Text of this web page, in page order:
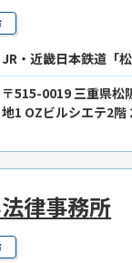
JR・近畿日本鉄道「
〒515-0019 三重県松
地1 OZビルシエテ2階
律事務所